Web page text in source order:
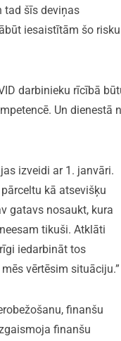
tad šīs deviņas
iesaistītām šo risku
darbinieku rīcībā
Un dienestā
izveidi ar 1. janvāri.
kā atsevišķu
gatavs nosaukt, kura
tikuši. Atklāti
iedarbināt tos
vērtēsim situāciju.”
finanšu
finanšu